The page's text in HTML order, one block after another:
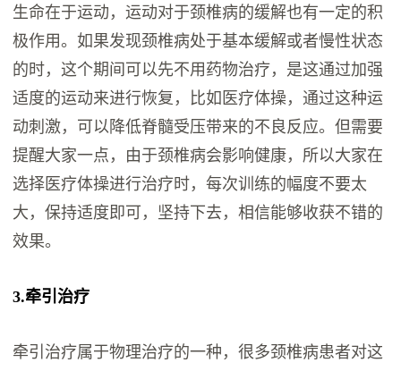
生命在于运动，运动对于颈椎病的缓解也有一定的积
极作用。如果发现颈椎病处于基本缓解或者慢性状态
的时，这个期间可以先不用药物治疗，是这通过加强
适度的运动来进行恢复，比如医疗体操，通过这种运
动刺激，可以降低脊髓受压带来的不良反应。但需要
提醒大家一点，由于颈椎病会影响健康，所以大家在
选择医疗体操进行治疗时，每次训练的幅度不要太
大，保持适度即可，坚持下去，相信能够收获不错的
效果。
3.牵引治疗
牵引治疗属于物理治疗的一种，很多颈椎病患者对这